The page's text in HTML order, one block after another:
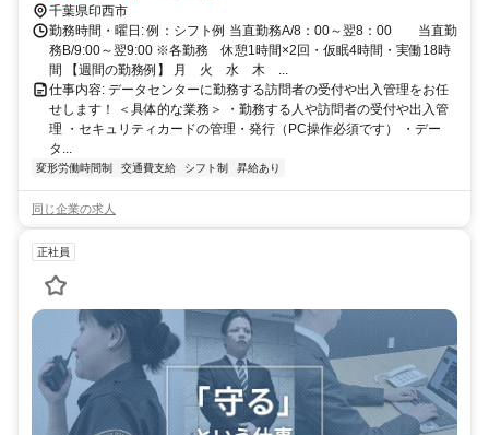
千葉県印西市
勤務時間・曜日: 例：シフト例 当直勤務A/8：00～翌8：00 当直勤
務B/9:00～翌9:00 ※各勤務 休憩1時間×2回・仮眠4時間・実働18時
間 【週間の勤務例】 月 火 水 木 ...
仕事内容: データセンターに勤務する訪問者の受付や出入管理をお任
せします！ ＜具体的な業務＞ ・勤務する人や訪問者の受付や出入管
理 ・セキュリティカードの管理・発行（PC操作必須です） ・デー
タ...
変形労働時間制 交通費支給 シフト制 昇給あり
同じ企業の求人
正社員